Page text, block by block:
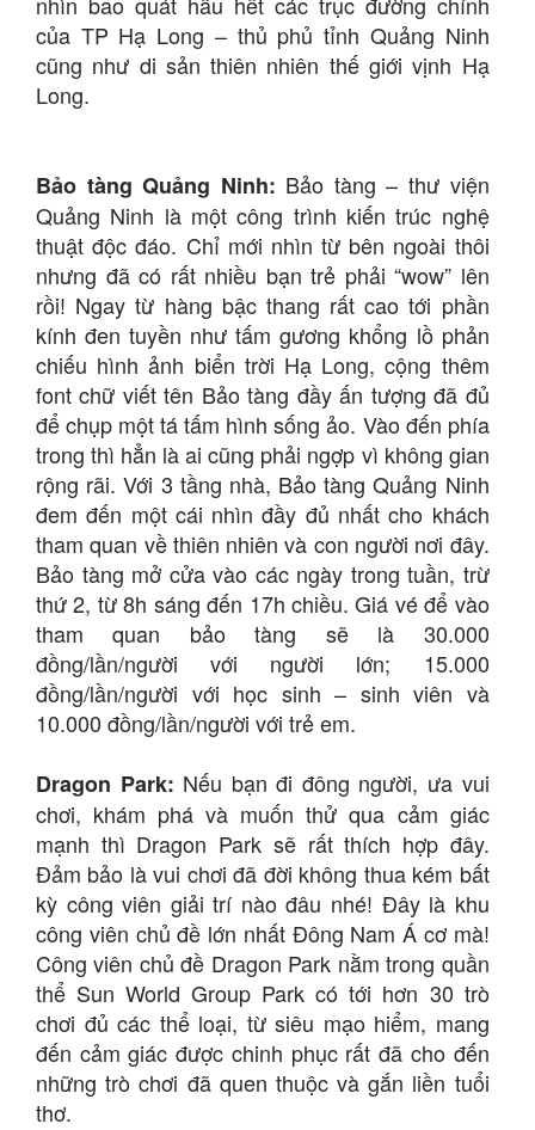
của TP Hạ Long – thủ phủ tỉnh Quảng Ninh
cũng như di sản thiên nhiên thế giới vịnh Hạ
Long.
Bảo tàng Quảng Ninh: Bảo tàng – thư viện
Quảng Ninh là một công trình kiến trúc nghệ
thuật độc đáo. Chỉ mới nhìn từ bên ngoài thôi
nhưng đã có rất nhiều bạn trẻ phải “wow” lên
rồi! Ngay từ hàng bậc thang rất cao tới phần
kính đen tuyền như tấm gương khổng lồ phản
chiếu hình ảnh biển trời Hạ Long, cộng thêm
font chữ viết tên Bảo tàng đầy ấn tượng đã đủ
để chụp một tá tấm hình sống ảo. Vào đến phía
trong thì hẳn là ai cũng phải ngợp vì không gian
rộng rãi. Với 3 tầng nhà, Bảo tàng Quảng Ninh
đem đến một cái nhìn đầy đủ nhất cho khách
tham quan về thiên nhiên và con người nơi đây.
Bảo tàng mở cửa vào các ngày trong tuần, trừ
thứ 2, từ 8h sáng đến 17h chiều. Giá vé để vào
tham quan bảo tàng sẽ là 30.000
đồng/lần/người với người lớn; 15.000
đồng/lần/người với học sinh – sinh viên và
10.000 đồng/lần/người với trẻ em.
Dragon Park: Nếu bạn đi đông người, ưa vui
chơi, khám phá và muốn thử qua cảm giác
mạnh thì Dragon Park sẽ rất thích hợp đây.
Đảm bảo là vui chơi đã đời không thua kém bất
kỳ công viên giải trí nào đâu nhé! Đây là khu
công viên chủ đề lớn nhất Đông Nam Á cơ mà!
Công viên chủ đề Dragon Park nằm trong quần
thể Sun World Group Park có tới hơn 30 trò
chơi đủ các thể loại, từ siêu mạo hiểm, mang
đến cảm giác được chinh phục rất đã cho đến
những trò chơi đã quen thuộc và gắn liền tuổi
thơ.